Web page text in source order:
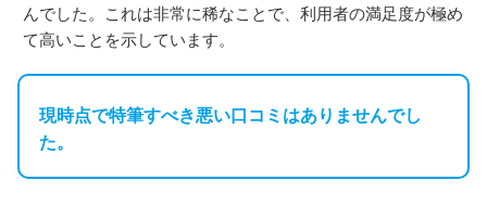
んでした。これは非常に稀なことで、利用者の満足度が極め
て高いことを示しています。
現時点で特筆すべき悪い口コミはありませんでし
た。